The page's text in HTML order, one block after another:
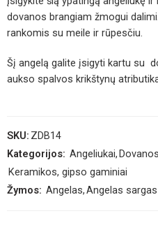
dovanos brangiam žmogui
rankomis su meile ir rūpesčiu.
Šį angelą galite įsigyti kartu su
aukso spalvos krikštynų
SKU: ZDB14
Kategorijos: Angeliukai,
Keramikos, gipso gaminiai
Žymos: Angelas,Angelas sargas